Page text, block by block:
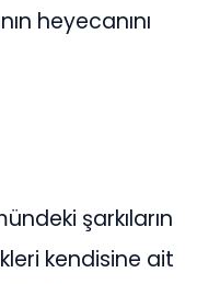
heyecanını
şarkıların
kendisine ait